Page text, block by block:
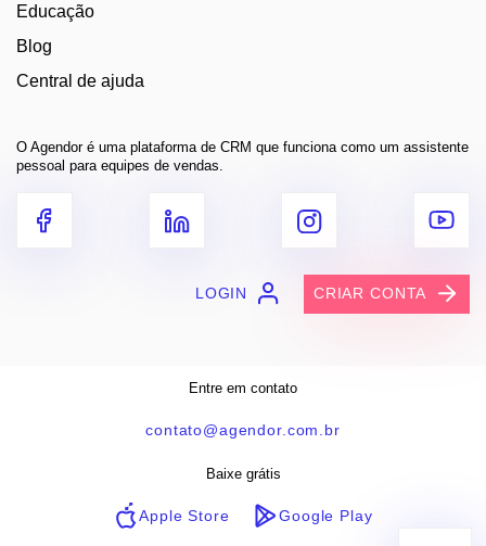
Educação
Blog
Central de ajuda
O Agendor é uma plataforma de CRM que funciona como um assistente
pessoal para equipes de vendas.
LOGIN CRIAR CONTA
Entre em contato
contato@agendor.com.br
Baixe grátis
Apple Store Google Play